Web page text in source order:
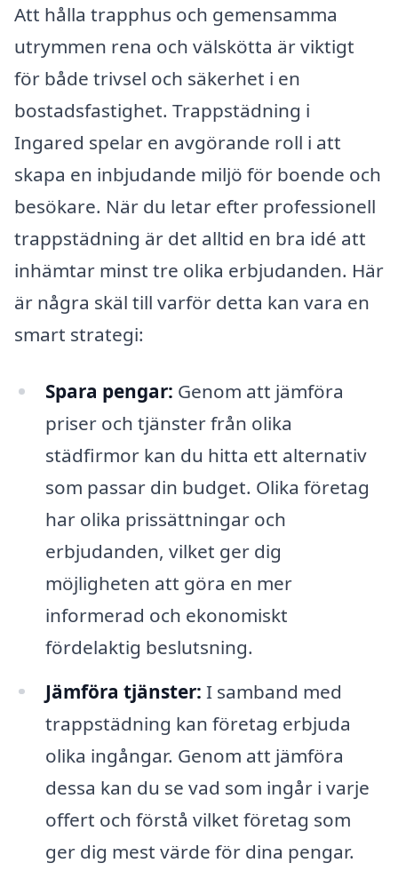
Att hålla trapphus och gemensamma
utrymmen rena och välskötta är viktigt
för både trivsel och säkerhet i en
bostadsfastighet. Trappstädning i
Ingared spelar en avgörande roll i att
skapa en inbjudande miljö för boende och
besökare. När du letar efter professionell
trappstädning är det alltid en bra idé att
inhämtar minst tre olika erbjudanden. Här
är några skäl till varför detta kan vara en
smart strategi:
Spara pengar: Genom att jämföra
priser och tjänster från olika
städfirmor kan du hitta ett alternativ
som passar din budget. Olika företag
har olika prissättningar och
erbjudanden, vilket ger dig
möjligheten att göra en mer
informerad och ekonomiskt
fördelaktig beslutsning.
Jämföra tjänster: I samband med
trappstädning kan företag erbjuda
olika ingångar. Genom att jämföra
dessa kan du se vad som ingår i varje
offert och förstå vilket företag som
ger dig mest värde för dina pengar.